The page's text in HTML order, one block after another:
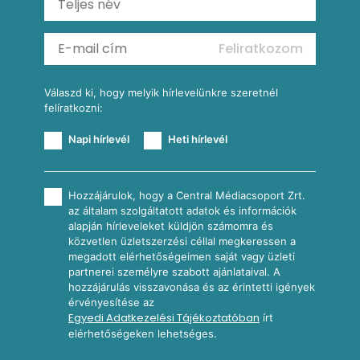
Reggeli receptek
Feliratkozom
Válaszd ki, hogy melyik hírlevelünkre szeretnél
felíratkozni:
Napi hírlevél Heti hírlevél
Hozzájárulok, hogy a Central Médiacsoport Zrt.
az általam szolgáltatott adatok és információk
alapján hírleveleket küldjön számomra és
közvetlen üzletszerzési céllal megkeressen a
megadott elérhetőségeimen saját vagy üzleti
partnerei személyre szabott ajánlataival. A
hozzájárulás visszavonása és az érintetti igények
érvényesítése az
Egyedi Adatkezelési Tájékoztatóban írt
elérhetőségeken lehetséges.